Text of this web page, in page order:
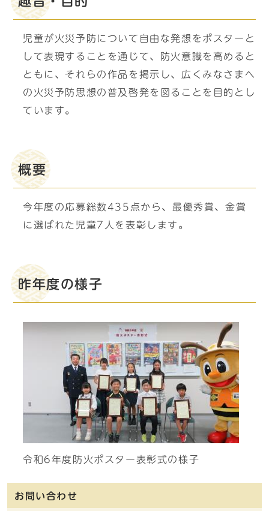
児童が火災予防について自由な発想をポスターと
して表現することを通じて、防火意識を高めると
ともに、それらの作品を掲示し、広くみなさまへ
の火災予防思想の普及啓発を図ることを目的とし
ています。
概要
今年度の応募総数435点から、最優秀賞、金賞
に選ばれた児童7人を表彰します。
昨年度の様子
令和6年度防火ポスター表彰式の様子
お問い合わせ